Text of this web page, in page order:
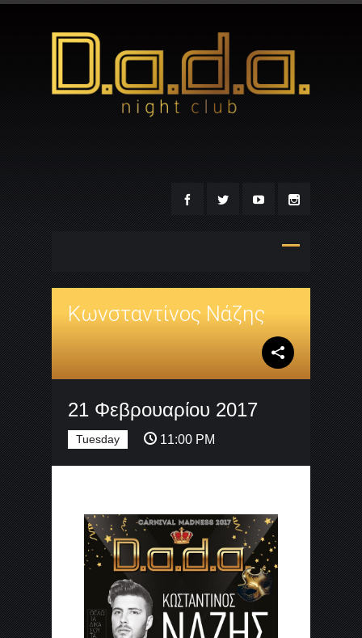
Κωνσταντίνος Νάζης
21 Φεβρουαρίου 2017
Tuesday 11:00 PM